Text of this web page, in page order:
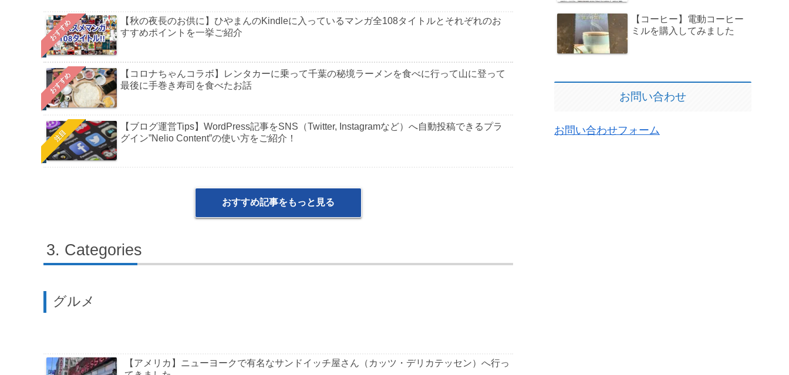
おすすめ
【秋の夜長のお供に】ひやまんのKindleに入っているマンガ全108タイトルとそれぞれのお
すすめポイントを一挙ご紹介
おすすめ
【コロナちゃんコラボ】レンタカーに乗って千葉の秘境ラーメンを食べに行って山に登って
最後に手巻き寿司を食べたお話
注目
【ブログ運営Tips】WordPress記事をSNS（Twitter, Instagramなど）へ自動投稿できるプラ
グイン”Nelio Content”の使い方をご紹介！
おすすめ記事をもっと見る
Categories
グルメ
【アメリカ】ニューヨークで有名なサンドイッチ屋さん（カッツ・デリカテッセン）へ行っ
【コーヒー】電動コーヒー
ミルを購入してみました
お問い合わせ
お問い合わせフォーム